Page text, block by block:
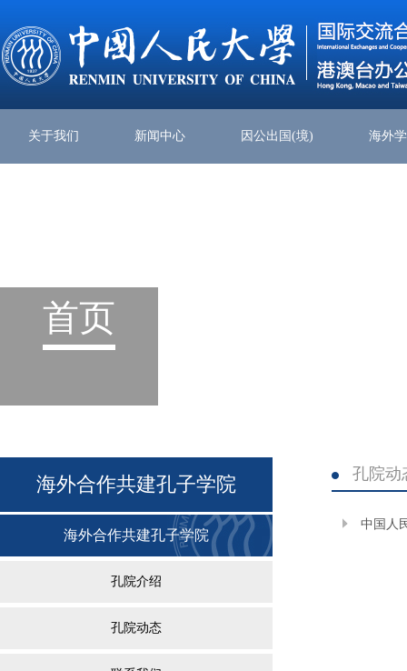
关于我们 新闻中心 因公出国(境) 海外
首页
海外合作共建孔子学院
海外合作共建孔子学院
孔院介绍
孔院动态
孔院动
中国人